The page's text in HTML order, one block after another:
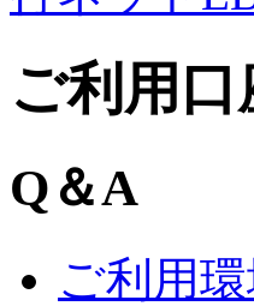
ご利用
Q＆A
ご利用